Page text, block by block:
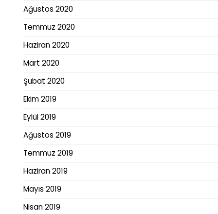
Ağustos 2020
Temmuz 2020
Haziran 2020
Mart 2020
Şubat 2020
Ekim 2019
Eylül 2019
Ağustos 2019
Temmuz 2019
Haziran 2019
Mayıs 2019
Nisan 2019